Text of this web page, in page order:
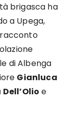
brigasca ha
a Upega,
di Albenga
Gianluca
e